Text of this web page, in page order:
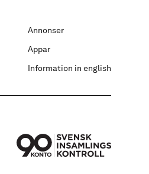
Annonser
Appar
Information in english